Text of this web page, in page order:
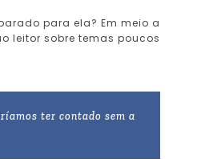
para ela? Em meio a
leitor sobre temas poucos
ter contado sem a